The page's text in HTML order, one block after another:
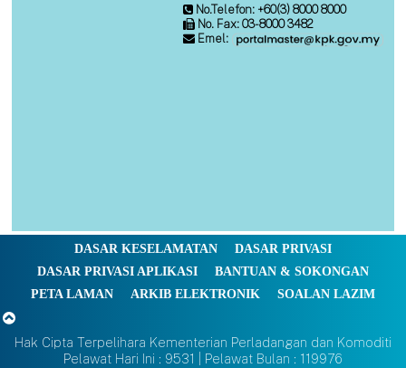
No.Telefon: +60(3) 8000 8000
No. Fax: 03-8000 3482
Emel:
DASAR KESELAMATAN
DASAR PRIVASI
DASAR PRIVASI APLIKASI
BANTUAN & SOKONGAN
PETA LAMAN
ARKIB ELEKTRONIK SOALAN LAZIM
Hak Cipta Terpelihara Kementerian Perladangan dan Komoditi
Pelawat Hari Ini : 9531 | Pelawat Bulan : 119976